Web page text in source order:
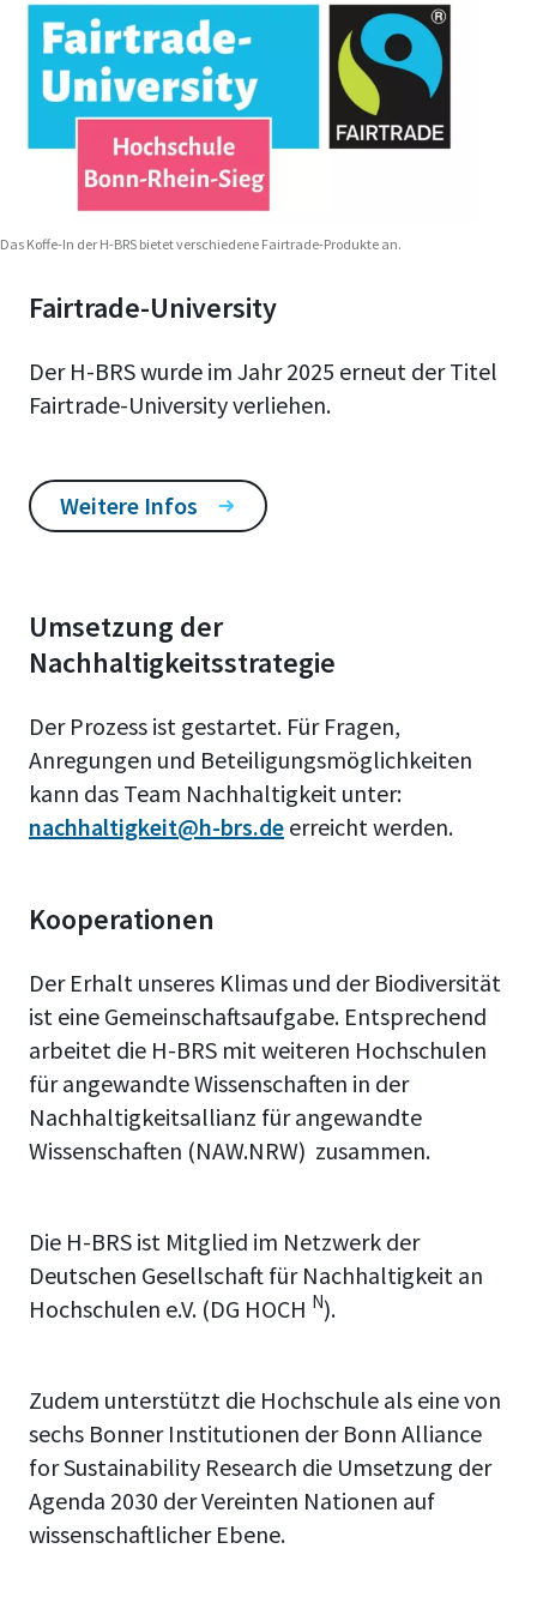
Das Koffe-In der H-BRS bietet verschiedene Fairtrade-Produkte an.
Fairtrade-University
Der H-BRS wurde im Jahr 2025 erneut der Titel
Fairtrade-University verliehen.
Weitere Infos
Umsetzung der
Nachhaltigkeitsstrategie
Der Prozess ist gestartet. Für Fragen,
Anregungen und Beteiligungsmöglichkeiten
kann das Team Nachhaltigkeit unter:
nachhaltigkeit@h-brs.de erreicht werden.
Kooperationen
Der Erhalt unseres Klimas und der Biodiversität
ist eine Gemeinschaftsaufgabe. Entsprechend
arbeitet die H-BRS mit weiteren Hochschulen
für angewandte Wissenschaften in der
Nachhaltigkeitsallianz für angewandte
Wissenschaften (NAW.NRW) zusammen.
Die H-BRS ist Mitglied im Netzwerk der
Deutschen Gesellschaft für Nachhaltigkeit an
Hochschulen e.V. (DG HOCH N).
Zudem unterstützt die Hochschule als eine von
sechs Bonner Institutionen der Bonn Alliance
for Sustainability Research die Umsetzung der
Agenda 2030 der Vereinten Nationen auf
wissenschaftlicher Ebene.